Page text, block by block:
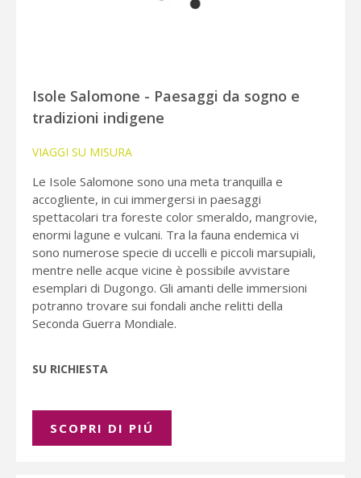
Isole Salomone - Paesaggi da sogno e
tradizioni indigene
VIAGGI SU MISURA
Le Isole Salomone sono una meta tranquilla e
accogliente, in cui immergersi in paesaggi
spettacolari tra foreste color smeraldo, mangrovie,
enormi lagune e vulcani. Tra la fauna endemica vi
sono numerose specie di uccelli e piccoli marsupiali,
mentre nelle acque vicine è possibile avvistare
esemplari di Dugongo. Gli amanti delle immersioni
potranno trovare sui fondali anche relitti della
Seconda Guerra Mondiale.
SU RICHIESTA
SCOPRI DI PIÚ